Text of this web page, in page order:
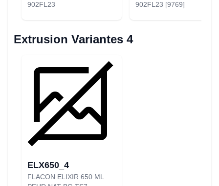
902FL23
902FL23 [9769]
Extrusion Variantes 4
ELX650_4
FLACON ELIXIR 650 ML